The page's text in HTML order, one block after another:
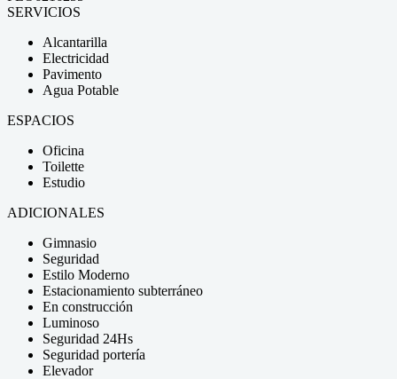
SERVICIOS
Alcantarilla
Electricidad
Pavimento
Agua Potable
ESPACIOS
Oficina
Toilette
Estudio
ADICIONALES
Gimnasio
Seguridad
Estilo Moderno
Estacionamiento subterráneo
En construcción
Luminoso
Seguridad 24Hs
Seguridad portería
Elevador